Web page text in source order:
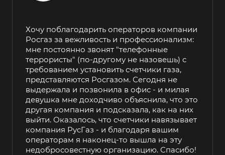
Хочу поблагодарить операторов компании
Росгаз за вежливость и профессионализм:
мне постоянно звонят "телефонные
террористы" (по-другому не назовешь) с
требованием установить счетчики газа,
представляются Росгазом. Сегодня не
выдержала и позвонила в офис - и милая
девушка мне доходчиво объяснила, что это
другая компания и подсказала, как на них
выйти. Оказалось, что счетчики навязывает
компания РусГаз - и благодаря вашим
операторам я наконец-то вышла на эту
недобросовестную организацию. Спасибо!